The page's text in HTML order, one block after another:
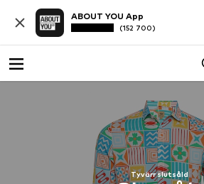
ABOUT YOU App
(152 700)
Tyvärr slutsåld